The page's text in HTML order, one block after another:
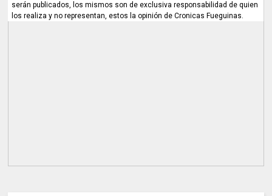
serán publicados, los mismos son de exclusiva responsabilidad de quien
los realiza y no representan, estos la opinión de Cronicas Fueguinas.